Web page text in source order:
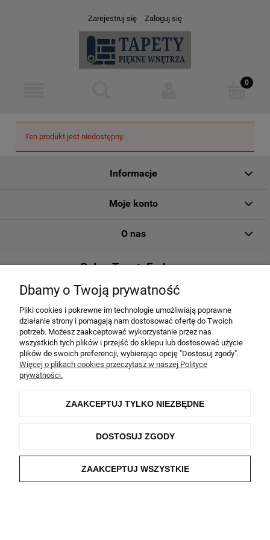
Zarejestruj się Zaloguj się
Ten produkt jest niedostępny.
Informacje
Moje konto
O nas
Salon TapetyFarby.eu
POKAŻ PEŁNĄ WERSJĘ STRONY
Sklep internetowy Shoper.pl
Dbamy o Twoją prywatność
Pliki cookies i pokrewne im technologie umożliwiają poprawne
działanie strony i pomagają nam dostosować ofertę do Twoich
potrzeb. Możesz zaakceptować wykorzystanie przez nas
wszystkich tych plików i przejść do sklepu lub dostosować użycie
plików do swoich preferencji, wybierając opcję "Dostosuj zgody".
Więcej o plikach cookies przeczytasz w naszej Polityce
prywatności.
ZAAKCEPTUJ TYLKO NIEZBĘDNE
DOSTOSUJ ZGODY
ZAAKCEPTUJ WSZYSTKIE